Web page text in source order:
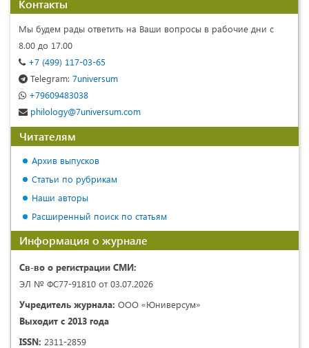
Контакты
Мы будем рады ответить на Ваши вопросы в рабочие дни с
8.00 до 17.00
+7 (499) 117-03-65
Telegram: 7universum
+79609483038
philology@7universum.com
Читателям
Архив выпусков
Статьи по рубрикам
Наши авторы
Расширенный поиск по статьям
Информация о журнале
Св-во о регистрации СМИ:
ЭЛ № ФС77-91810 от 03.07.2026
Учредитель журнала: ООО «Юниверсум»
Выходит с 2013 года
ISSN: 2311-2859